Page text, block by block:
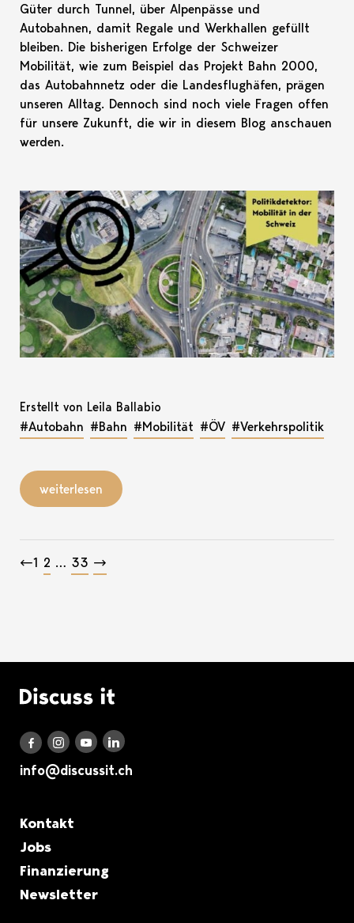
Güter durch Tunnel, über Alpenpässe und
Autobahnen, damit Regale und Werkhallen gefüllt
bleiben. Die bisherigen Erfolge der Schweizer
Mobilität, wie zum Beispiel das Projekt Bahn 2000,
das Autobahnnetz oder die Landesflughäfen, prägen
unseren Alltag. Dennoch sind noch viele Fragen offen
für unsere Zukunft, die wir in diesem Blog anschauen
werden.
Erstellt von Leila Ballabio
#Autobahn #Bahn #Mobilität #ÖV #Verkehrspolitik
weiterlesen
Beitragsnavigation
←1 2 … 33 →
Logo Discuss it
Discuss it auf Facebook
Discuss it auf Instagram
Discuss it auf Youtube
Discuss it auf LinkedIn
info@discussit.ch
Metanavigation
Kontakt
Jobs
Finanzierung
Newsletter